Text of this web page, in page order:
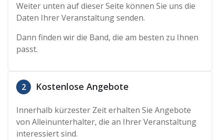
Weiter unten auf dieser Seite können Sie uns die
Daten Ihrer Veranstaltung senden.
Dann finden wir die Band, die am besten zu Ihnen
passt.
2 Kostenlose Angebote
Innerhalb kürzester Zeit erhalten Sie Angebote
von Alleinunterhalter, die an Ihrer Veranstaltung
interessiert sind.